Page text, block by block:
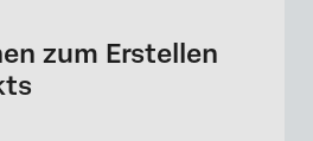
Katalogs
Umfrageprojekts
zum Erstellen